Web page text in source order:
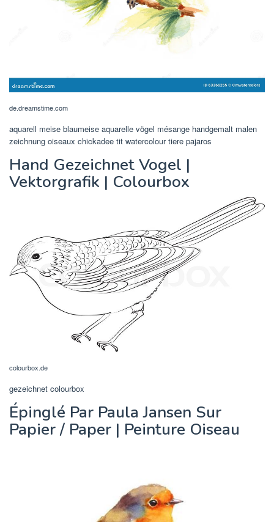
de.dreamstime.com
aquarell meise blaumeise aquarelle vögel mésange handgemalt malen
zeichnung oiseaux chickadee tit watercolour tiere pajaros
Hand Gezeichnet Vogel |
Vektorgrafik | Colourbox
colourbox.de
gezeichnet colourbox
Épinglé Par Paula Jansen Sur
Papier / Paper | Peinture Oiseau